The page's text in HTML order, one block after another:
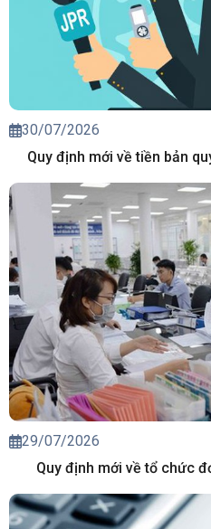
30/07/2026
Quy định mới về tiền bản
29/07/2026
Quy định mới về tổ chức